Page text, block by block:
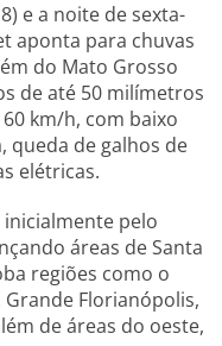
e a noite de sexta-
aponta para chuvas
do Mato Grosso
de até 50 milímetros
km/h, com baixo
queda de galhos de
elétricas.
pelo
áreas de Santa
regiões como o
Grande Florianópolis,
de áreas do oeste,